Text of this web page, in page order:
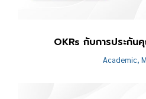
OKRs กับการประกั
Academic,